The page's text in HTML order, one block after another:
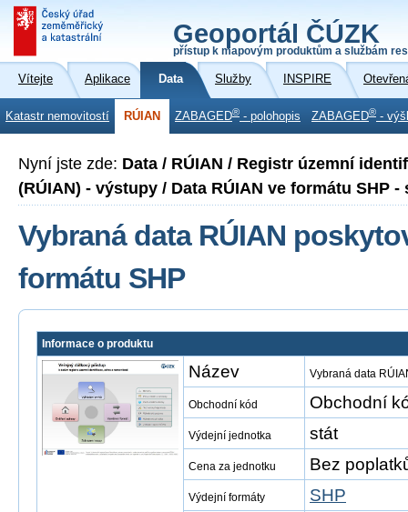
Geoportál ČÚZK
přístup k mapovým produktům a službám
Vítejte Aplikace Data Služby INSPIRE
Katastr nemovitostí RÚIAN ZABAGED® - polohopis ZABAGED® -
Nyní jste zde: Data / RÚIAN / Registr územní
(RÚIAN) - výstupy / Data RÚIAN ve formátu SHP -
Vybraná data RÚIAN
formátu SHP
Informace o produktu
Název Vybraná data
Obchodní kód Obchodní
Výdejní jednotka stát
Cena za jednotku Bez
Výdejní formáty SHP